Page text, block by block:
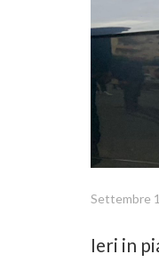
Settembre
Ieri in